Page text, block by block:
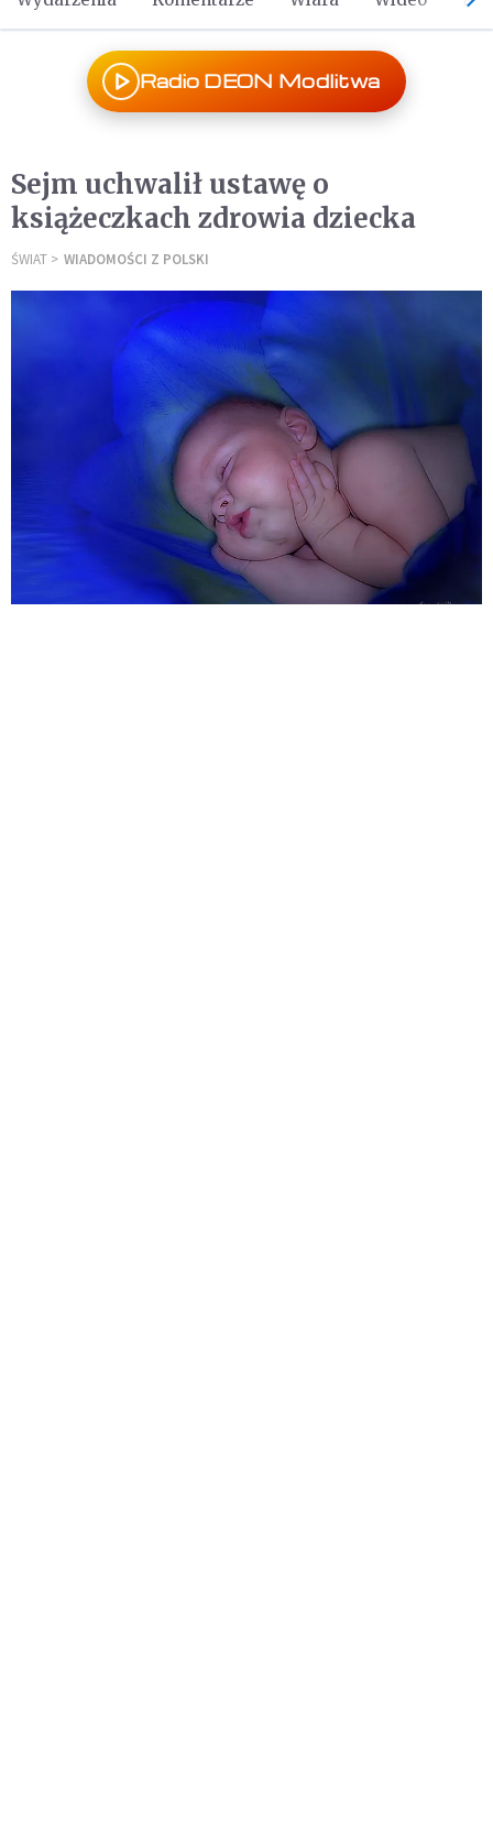
Radio DEON Modlitwa
Sejm uchwalił ustawę o
książeczkach zdrowia dziecka
ŚWIAT WIADOMOŚCI Z POLSKI